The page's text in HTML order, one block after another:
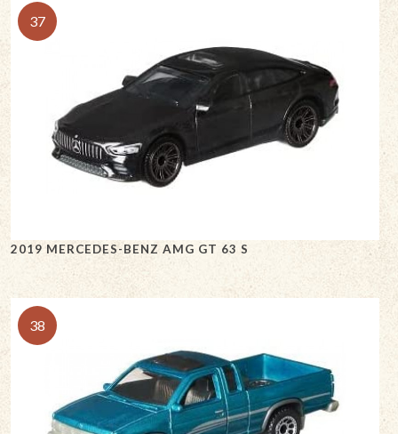
2019 MERCEDES-BENZ AMG GT 63 S
37
38